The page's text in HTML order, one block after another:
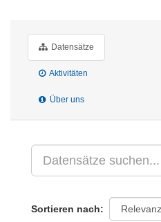
Datensätze
Aktivitäten
Über uns
Sortieren nach